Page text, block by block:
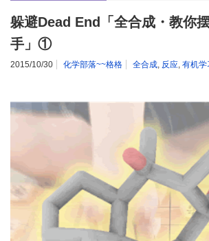
躲避Dead End「全合成・教你
手」①
2015/10/30 化学部落~~格格 全合成 反应 有机学